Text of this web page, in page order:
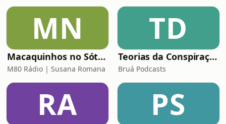
MN
Macaquinhos no Sótão
M80 Rádio | Susana Romana
TD
Teorias da Conspiração
Bruá Podcasts
RA PS